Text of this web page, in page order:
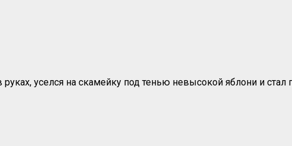
уселся на скамейку под тенью невысокой яблони и стал